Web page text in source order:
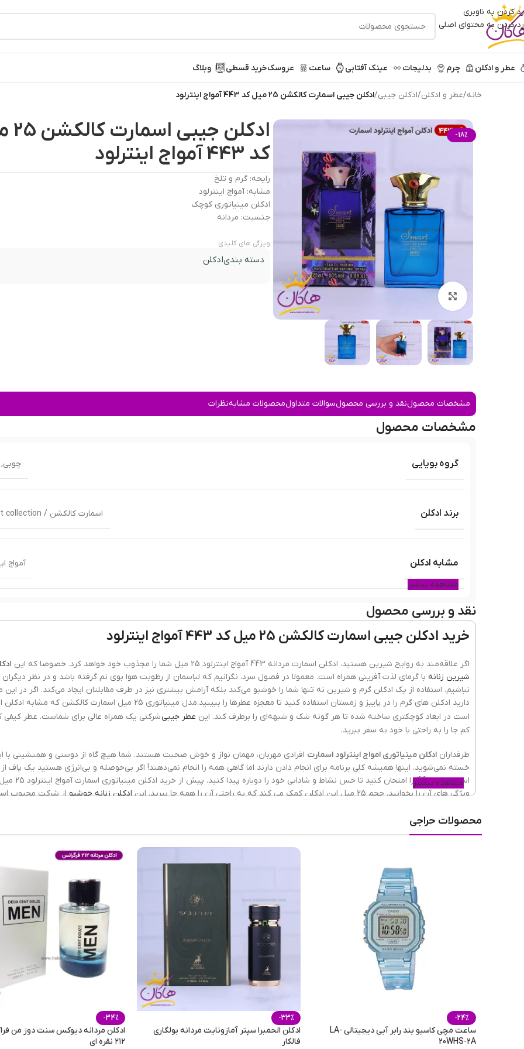
رد کردن به ناوبری
رد کردن به محتوای اصلی
عطر و ادکلن چرم بدلیجات عینک آفتابی ساعت عروسکخرید قسطی وبلاگ
خانه/عطر و ادکلن/ادکلن جیبی/ادکلن جیبی اسمارت کالکشن 25 میل کد 443 آمواج اینترلود
-18%
کد 443 آمواج اینترلود
رایحه: گرم و تلخ
مشابه: آمواج اینترلود
ادکلن مینیاتوری کوچک
جنسیت: مردانه
ویژگی های کلیدی
دسته بندیادکلن
مشخصات محصولنقد و بررسی محصولسوالات متداولمحصولات مشابهنظرات
مشخصات محصول
گروه بویایی چوبی,
برند ادکلن اسمارت کالکشن / smart collection
مشابه ادکلن آمواج
نوع عطر
پراکندگی
ماندگاری
طبع رایحه
25 میلی لیتر
مشاهده بیشتر
نقد و بررسی محصول
خرید ادکلن جیبی اسمارت کالکشن 25 میل کد 443 آمواج اینترلود
اگر علاقه‌مند به روایح شیرین هستید، ادکلن اسمارت مردانه 443 آمواج اینترلود 25 میل شما را مجذوب خود خواهد کرد. خصوصا که این
شیرین زنانه با گرمای لذت آفرینی همراه است. معمولا در فصول سرد، نگرانیم که لباسمان از رطوبت هوا بوی نم گرفته باشد و در نظر
نباشیم. استفاده از یک ادکلن گرم و شیرین نه تنها شما را خوشبو می‌کند بلکه آرامش بیشتری نیز در طرف مقابلتان ایجاد می‌کند. اگر در
دارید ادکلن های گرم را در پاییز و زمستان استفاده کنید تا معجزه عطرها را ببینید.مدل مینیاتوری 25 میل اسمارت
است در ابعاد کوچکتری ساخته شده تا هر گونه شک و شبهه‌ای را برطرف کند. این عطر جیبیشرکتی یک همراه عالی برای شماست. عطر
کم جا را به راحتی با خود به سفر ببرید.
طرفداران ادکلن مینیاتوری امواج اینترلود اسمارت افرادی مهربان، مهمان نواز و خوش صحبت هستند. شما هیچ گاه از دوستی و همنشینی با
خسته نمی‌شوید. اینها همیشه کلی برنامه برای انجام دادن دارند اما گاهی همه را انجام نمی‌دهند! اگر بی‌حوصله و بی‌انرژی هستید یک پاف از
ویژگی های آن را بخوانید. حجم 25 میل این ادکلن کمک می کند که به راحتی آن را همه جا ببرید. این
ادکلن زنانه خوشبواز شرکت محبوب
مشاهده بیشتر
محصولات حراجی
-24%
ساعت مچی کاسیو بند رابر آبی دیجیتالی LA-
20WHS-2A
-33%
ادکلن الحمبرا سپتر آمازونایت مردانه بولگاری
فالکار
-34%
ادکلن مردانه دیوکس سنت دوز من
۲۱۲ نقره ای